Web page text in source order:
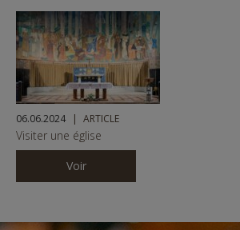
06.06.2024 ARTICLE
Visiter une église
Voir